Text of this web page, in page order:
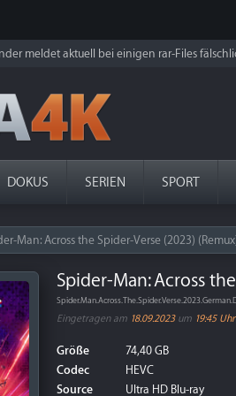
meldet aktuell bei einigen rar-Files
DOKUS SERIEN SPORT
Man: Across the Spider-Verse (2023)
Spider-Man: Across
Eingetragen am 18.09.2023um 19:45 Uhr
Größe
74,40 GB
Codec
HEVC
Source
Ultra HD Blu-ray